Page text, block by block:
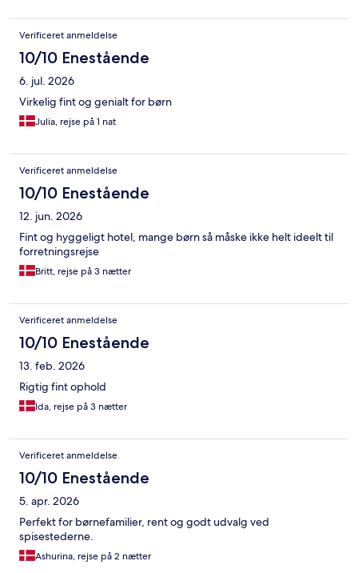
Verificeret anmeldelse
10/10 Enestående
6. jul. 2026
Virkelig fint og genialt for børn
Julia, rejse på 1 nat
Verificeret anmeldelse
10/10 Enestående
12. jun. 2026
Fint og hyggeligt hotel, mange børn så måske ikke helt ideelt til
forretningsrejse
Britt, rejse på 3 nætter
Verificeret anmeldelse
10/10 Enestående
13. feb. 2026
Rigtig fint ophold
Ida, rejse på 3 nætter
Verificeret anmeldelse
10/10 Enestående
5. apr. 2026
Perfekt for børnefamilier, rent og godt udvalg ved
spisestederne.
Ashurina, rejse på 2 nætter